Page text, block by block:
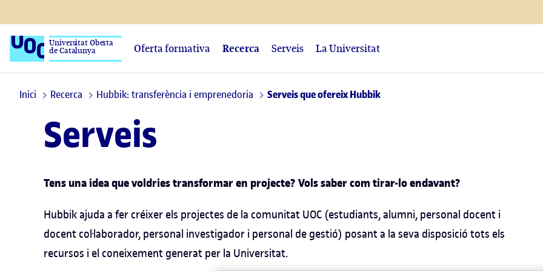
Universitat Oberta
de Catalunya Oferta formativa Recerca Serveis La Universitat
Inici Recerca Hubbik: transferència i emprenedoria Serveis que ofereix Hubbik
Serveis
Tens una idea que voldries transformar en projecte? Vols saber com tirar-lo endavant?
Hubbik ajuda a fer créixer els projectes de la comunitat UOC (estudiants, alumni, personal docent i
docent col·laborador, personal investigador i personal de gestió) posant a la seva disposició tots els
recursos i el coneixement generat per la Universitat.